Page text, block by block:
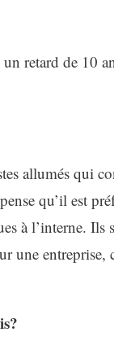
retard de 10
allumés qui
qu’il est
à l’interne. Ils
entreprise,